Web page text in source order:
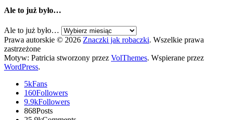
Ale to już było…
Ale to już było…
Prawa autorskie © 2026 Znaczki jak robaczki. Wszelkie prawa
zastrzeżone
Motyw: Patricia stworzony przez VolThemes. Wspierane przez
WordPress.
5kFans
160Followers
9.9kFollowers
868Posts